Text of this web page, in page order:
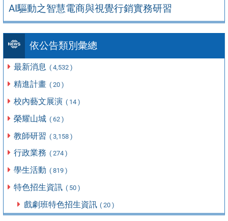
AI驅動之智慧電商與視覺行銷實務研習
依公告類別彙總
最新消息 ( 4,532 )
精進計畫 ( 20 )
校內藝文展演 ( 14 )
榮耀山城 ( 62 )
教師研習 ( 3,158 )
行政業務 ( 274 )
學生活動 ( 819 )
特色招生資訊 ( 50 )
戲劇班特色招生資訊 ( 20 )